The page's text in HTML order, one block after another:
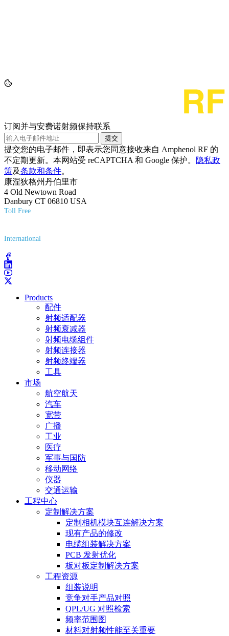
订阅并与安费诺射频保持联系
提交
提交您的电子邮件，即表示您同意接收来自 Amphenol RF 的
不定期更新。本网站受 reCAPTCHA 和 Google 保护。
隐私政
策及条款和条件。
康涅狄格州丹伯里市
4 Old Newtown Road
Danbury CT 06810 USA
Toll Free
International
Products
配件
射频适配器
射频衰减器
射频电缆组件
射频连接器
射频终端器
工具
市场
航空航天
汽车
宽带
广播
工业
医疗
军事与国防
移动网络
仪器
交通运输
工程中心
定制解决方案
定制相机模块互连解决方案
现有产品的修改
电缆组装解决方案
PCB 发射优化
板对板定制解决方案
工程资源
组装说明
竞争对手产品对照
QPL/UG 对照检索
频率范围图
材料对射频性能至关重要